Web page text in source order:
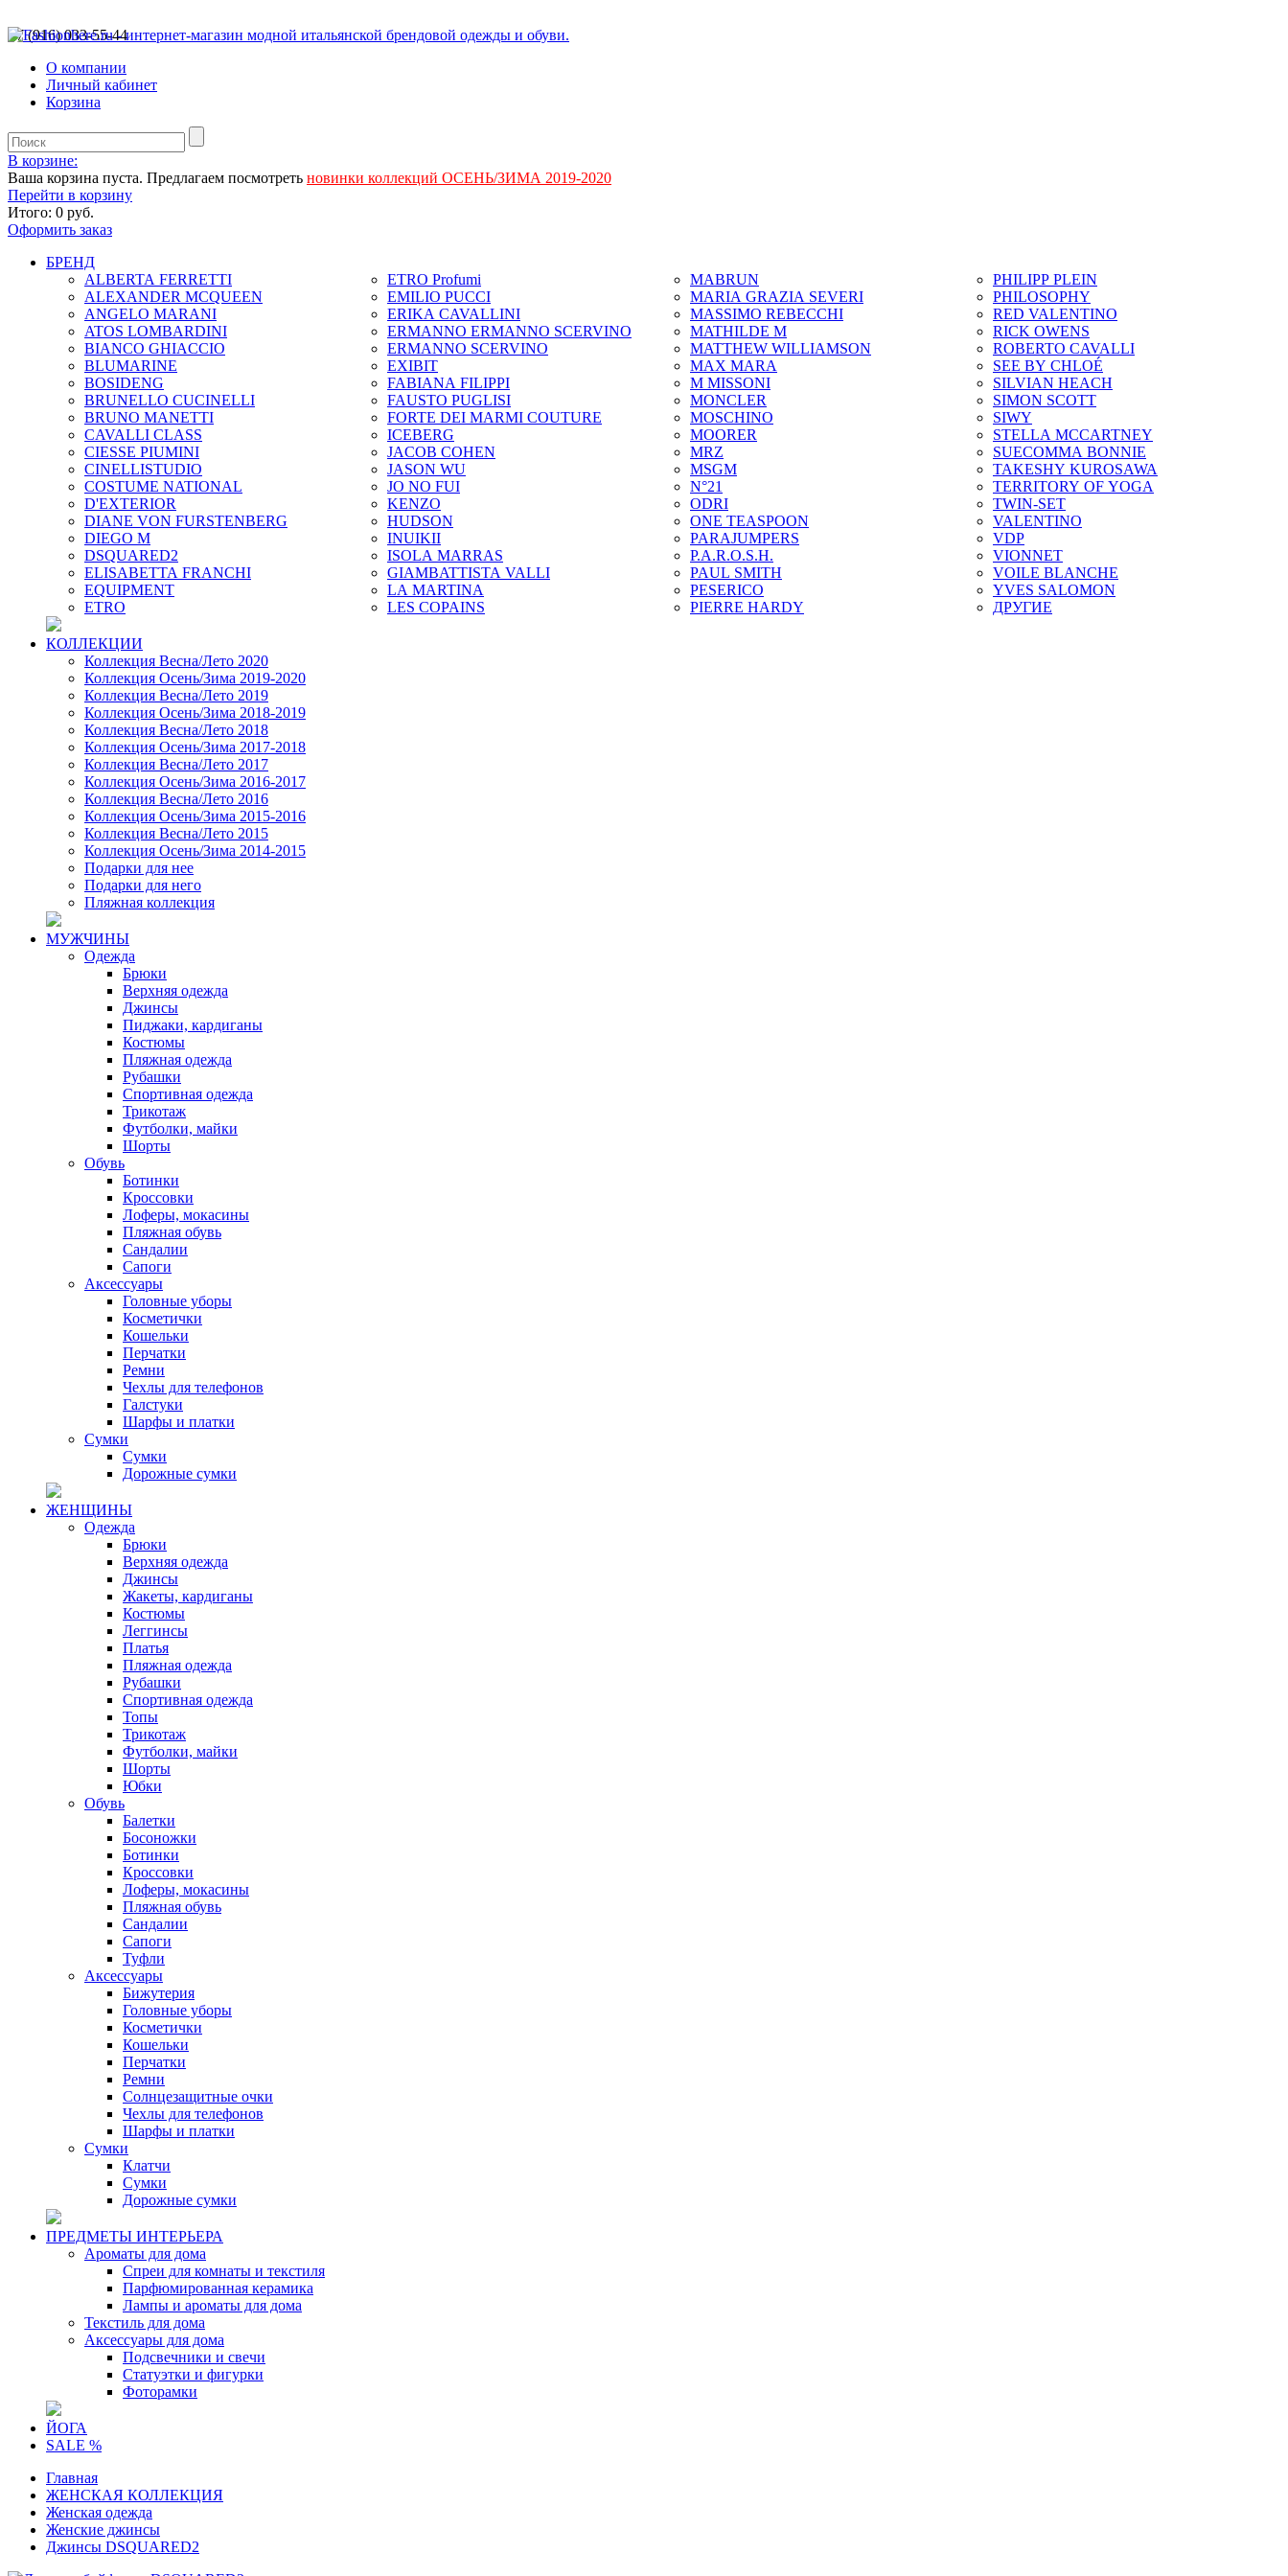
+7 (916) 033-55-44
О компании
Личный кабинет
Корзина
В корзине:
Ваша корзина пуста. Предлагаем посмотреть новинки коллекций ОСЕНЬ/ЗИМА 2019-2020
Перейти в корзину
Итого: 0 руб.
Оформить заказ
БРЕНД
ALBERTA FERRETTI
ALEXANDER MCQUEEN
ANGELO MARANI
ATOS LOMBARDINI
BIANCO GHIACCIO
BLUMARINE
BOSIDENG
BRUNELLO CUCINELLI
BRUNO MANETTI
CAVALLI CLASS
CIESSE PIUMINI
CINELLISTUDIO
COSTUME NATIONAL
D'EXTERIOR
DIANE VON FURSTENBERG
DIEGO M
DSQUARED2
ELISABETTA FRANCHI
EQUIPMENT
ETRO
ETRO Profumi
EMILIO PUCCI
ERIKA CAVALLINI
ERMANNO ERMANNO SCERVINO
ERMANNO SCERVINO
EXIBIT
FABIANA FILIPPI
FAUSTO PUGLISI
FORTE DEI MARMI COUTURE
ICEBERG
JACOB COHEN
JASON WU
JO NO FUI
KENZO
HUDSON
INUIKII
ISOLA MARRAS
GIAMBATTISTA VALLI
LA MARTINA
LES COPAINS
MABRUN
MARIA GRAZIA SEVERI
MASSIMO REBECCHI
MATHILDE M
MATTHEW WILLIAMSON
MAX MARA
M MISSONI
MONCLER
MOSCHINO
MOORER
MRZ
MSGM
N°21
ODRI
ONE TEASPOON
PARAJUMPERS
P.A.R.O.S.H.
PAUL SMITH
PESERICO
PIERRE HARDY
PHILIPP PLEIN
PHILOSOPHY
RED VALENTINO
RICK OWENS
ROBERTO CAVALLI
SEE BY CHLOÉ
SILVIAN HEACH
SIMON SCOTT
SIWY
STELLA MCCARTNEY
SUECOMMA BONNIE
TAKESHY KUROSAWA
TERRITORY OF YOGA
TWIN-SET
VALENTINO
VDP
VIONNET
VOILE BLANCHE
YVES SALOMON
ДРУГИЕ
КОЛЛЕКЦИИ
Коллекция Весна/Лето 2020
Коллекция Осень/Зима 2019-2020
Коллекция Весна/Лето 2019
Коллекция Осень/Зима 2018-2019
Коллекция Весна/Лето 2018
Коллекция Осень/Зима 2017-2018
Коллекция Весна/Лето 2017
Коллекция Осень/Зима 2016-2017
Коллекция Весна/Лето 2016
Коллекция Осень/Зима 2015-2016
Коллекция Весна/Лето 2015
Коллекция Осень/Зима 2014-2015
Подарки для нее
Подарки для него
Пляжная коллекция
МУЖЧИНЫ
Одежда
Брюки
Верхняя одежда
Джинсы
Пиджаки, кардиганы
Костюмы
Пляжная одежда
Рубашки
Спортивная одежда
Трикотаж
Футболки, майки
Шорты
Обувь
Ботинки
Кроссовки
Лоферы, мокасины
Пляжная обувь
Сандалии
Сапоги
Аксессуары
Головные уборы
Косметички
Кошельки
Перчатки
Ремни
Чехлы для телефонов
Галстуки
Шарфы и платки
Сумки
Сумки
Дорожные сумки
ЖЕНЩИНЫ
Одежда
Брюки
Верхняя одежда
Джинсы
Жакеты, кардиганы
Костюмы
Леггинсы
Платья
Пляжная одежда
Рубашки
Спортивная одежда
Топы
Трикотаж
Футболки, майки
Шорты
Юбки
Обувь
Балетки
Босоножки
Ботинки
Кроссовки
Лоферы, мокасины
Пляжная обувь
Сандалии
Сапоги
Туфли
Аксессуары
Бижутерия
Головные уборы
Косметички
Кошельки
Перчатки
Ремни
Солнцезащитные очки
Чехлы для телефонов
Шарфы и платки
Сумки
Клатчи
Сумки
Дорожные сумки
ПРЕДМЕТЫ ИНТЕРЬЕРА
Ароматы для дома
Спреи для комнаты и текстиля
Парфюмированная керамика
Лампы и ароматы для дома
Текстиль для дома
Аксессуары для дома
Подсвечники и свечи
Статуэтки и фигурки
Фоторамки
ЙОГА
SALE %
Главная
ЖЕНСКАЯ КОЛЛЕКЦИЯ
Женская одежда
Женские джинсы
Джинсы DSQUARED2